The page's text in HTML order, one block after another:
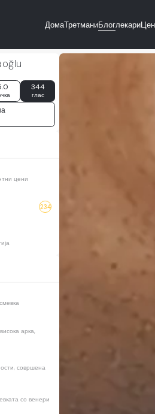
ДомаТретманиБлоглекари
344
глас
цени
234
арка,
совршена
со венери